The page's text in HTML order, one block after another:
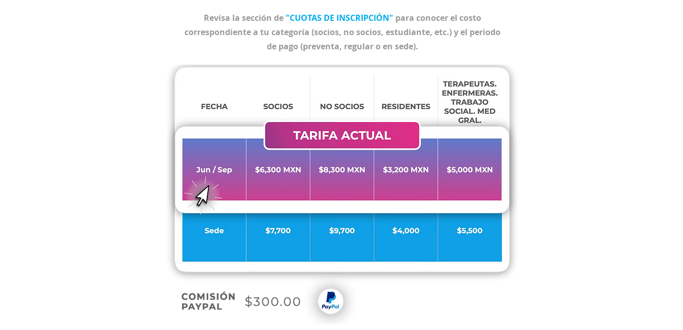
Revisa la sección de "CUOTAS DE INSCRIPCIÓN" para conocer el costo
correspondiente a tu categoría (socios, no socios, estudiante, etc.) y el periodo
de pago (preventa, regular o en sede).